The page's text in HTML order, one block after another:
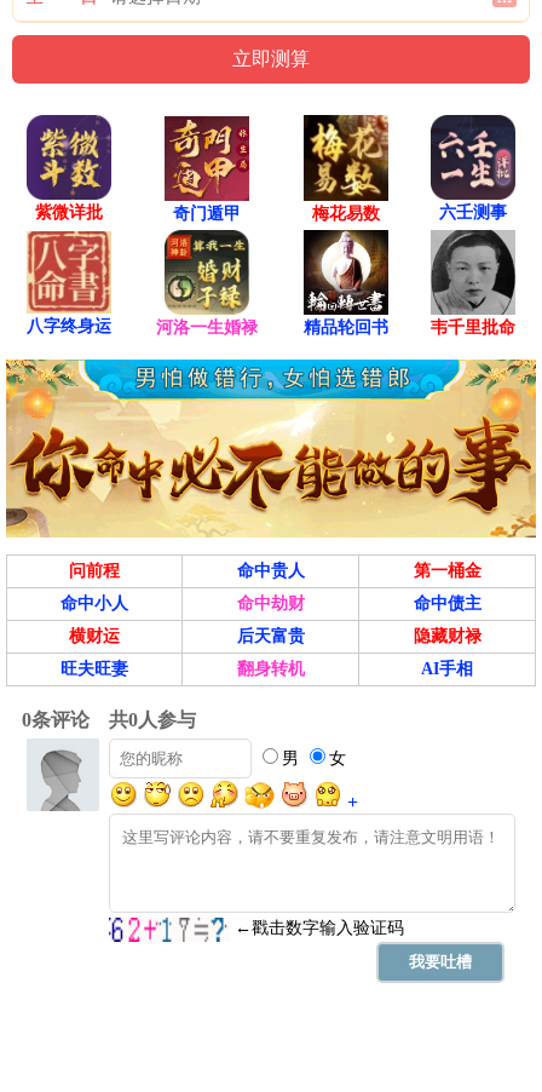
紫微详批 奇门遁甲 梅花易数 六壬测事
八字终身运 河洛一生婚禄 精品轮回书 韦千里批命
问前程 命中贵人
第一桶金
命中小人
命中劫财
命中债主
横财运
后天富贵
隐藏财禄
旺夫旺妻
翻身转机 AI手相